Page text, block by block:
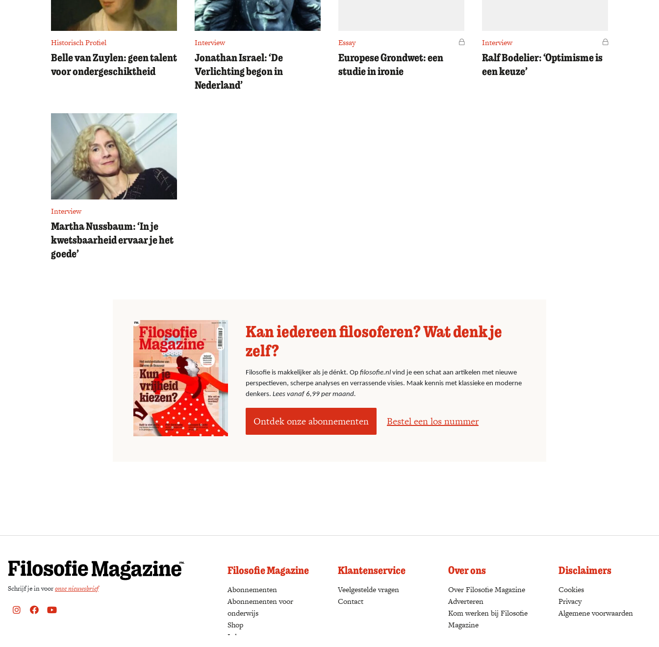
Historisch Profiel
Belle van Zuylen: geen talent
voor ondergeschiktheid
Interview
Jonathan Israel: ‘De
Verlichting begon in
Nederland’
Essay Voor leden
Europese Grondwet: een
studie in ironie
Interview Voor leden
Ralf Bodelier: ‘Optimisme is
een keuze’
Interview
Martha Nussbaum: ‘In je
kwetsbaarheid ervaar je het
goede’
Kan iedereen filosoferen? Wat denk je
zelf?
Filosofie is makkelijker als je dénkt. Op filosofie.nl vind je een schat aan artikelen met nieuwe
perspectieven, scherpe analyses en verrassende visies. Maak kennis met klassieke en moderne
denkers. Lees vanaf 6,99 per maand.
Ontdek onze abonnementen Bestel een los nummer
Schrijf je in vooronze nieuwsbrief
Instagram
FacebookYoutube
Filosofie Magazine
Abonnementen (opens in a new tab)
Abonnementen voor
onderwijs
Shop
Inloggen
Klantenservice
Veelgestelde vragen
Contact
Over ons
Over Filosofie Magazine
Adverteren
Kom werken bij Filosofie
Magazine
Disclaimers
Cookies
Privacy
Algemene voorwaarden